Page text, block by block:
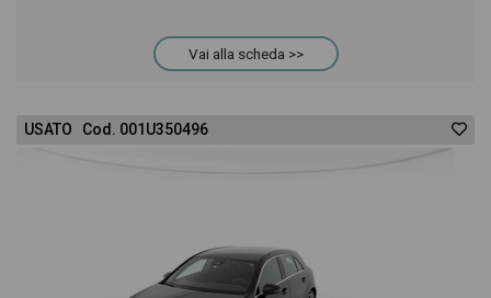
Vai alla scheda >>
USATO Cod. 001U350496